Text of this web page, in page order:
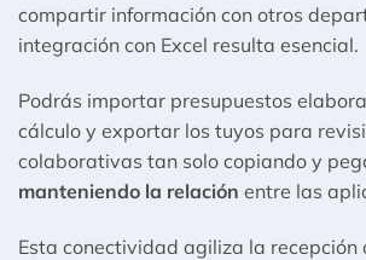
compartir información con otros
integración con Excel resulta esencial.
Podrás importar presupuestos
cálculo y exportar los tuyos para
colaborativas tan solo copiando y
manteniendo la relación entre las
Esta conectividad agiliza la recepción